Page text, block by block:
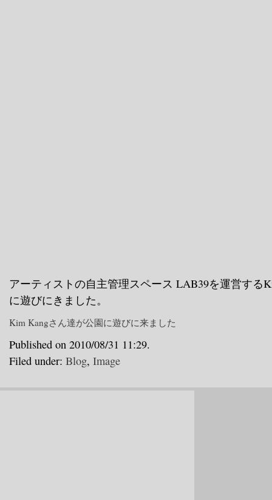
アーティストの自主管理スペース LAB39を運営する
に遊びにきました。
Kim Kangさん達が公園に遊びに来ました
Published on 2010/08/31 11:29.
Filed under: Blog, Image